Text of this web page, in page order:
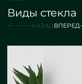
Виды стекла
НАЗАДВПЕРЕД